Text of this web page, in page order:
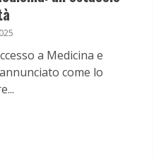
a Medicina e
come lo